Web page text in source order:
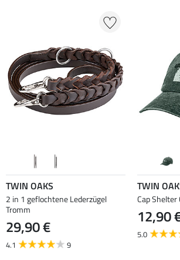
TWIN OAKS
2 in 1 geflochtene Lederzügel
Tromm
29,90 €
4.1 9
TWIN
Cap Shelter
12,90
5.0